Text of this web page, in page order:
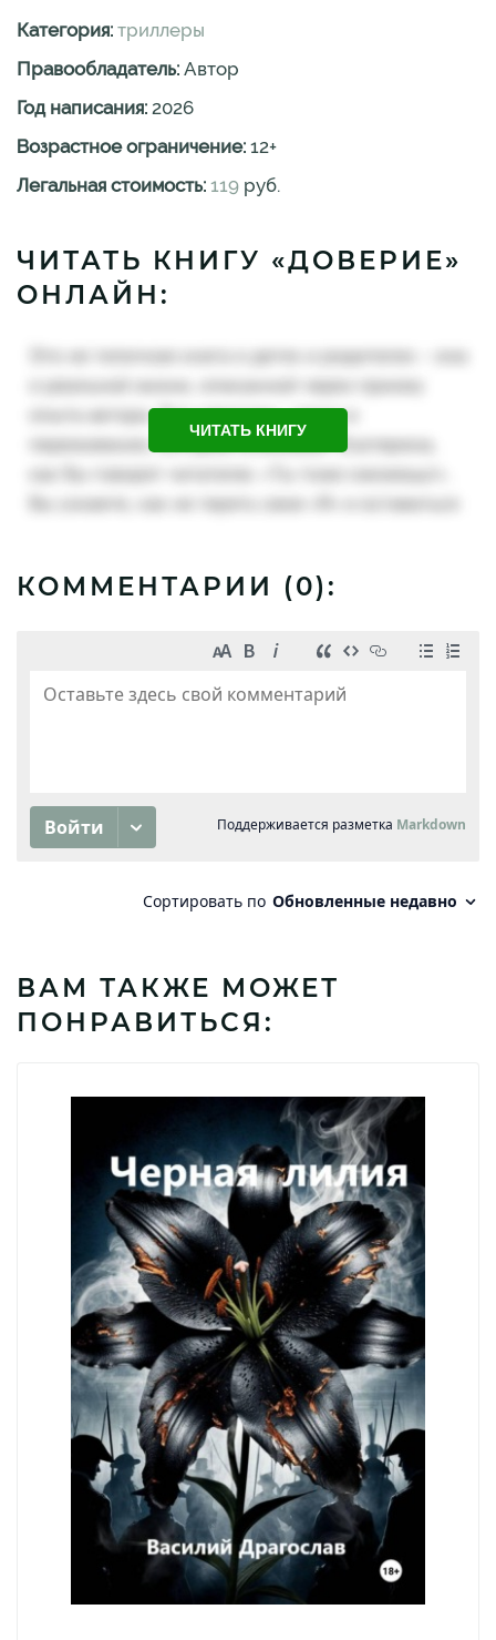
Категория: триллеры
Правообладатель: Автор
Год написания: 2026
Возрастное ограничение: 12+
Легальная стоимость: 119 руб.
ЧИТАТЬ КНИГУ «ДОВЕРИЕ»
ОНЛАЙН:
ЧИТАТЬ КНИГУ
КОММЕНТАРИИ (0):
ВАМ ТАКЖЕ МОЖЕТ
ПОНРАВИТЬСЯ: